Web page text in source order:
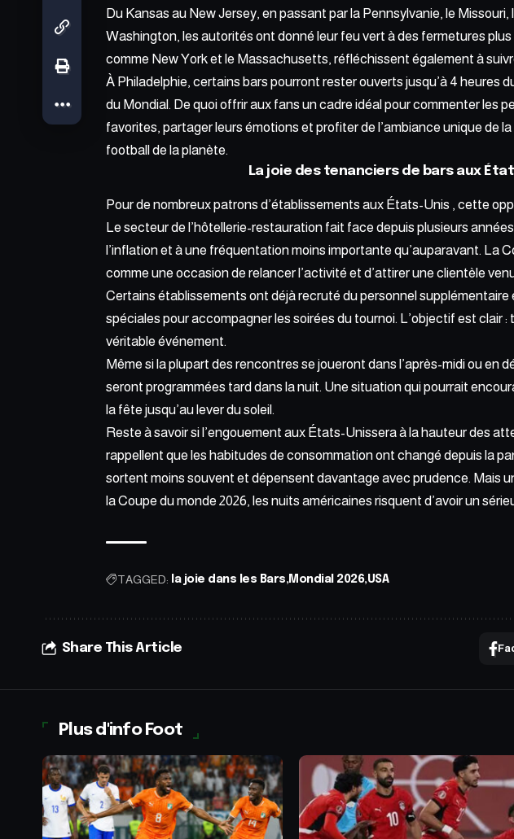
Du Kansas au New Jersey, en passant par la Pennsylvanie, le Missouri,
Washington, les autorités ont donné leur feu vert à des fermetures plus
comme New York et le Massachusetts, réfléchissent également à
À Philadelphie, certains bars pourront rester ouverts jusqu’à 4 heures
du Mondial. De quoi offrir aux fans un cadre idéal pour commenter les
favorites, partager leurs émotions et profiter de l’ambiance unique de
football de la planète.
La joie des tenanciers de bars aux
Pour de nombreux patrons d’établissements aux États-Unis , cette
Le secteur de l’hôtellerie-restauration fait face depuis plusieurs
l’inflation et à une fréquentation moins importante qu’auparavant. La
comme une occasion de relancer l’activité et d’attirer une clientèle
Certains établissements ont déjà recruté du personnel supplémentaire
spéciales pour accompagner les soirées du tournoi. L’objectif est clair
véritable événement.
Même si la plupart des rencontres se joueront dans l’après-midi ou en
seront programmées tard dans la nuit. Une situation qui pourrait
la fête jusqu’au lever du soleil.
Reste à savoir si l’engouement aux États-Unissera à la hauteur des
rappellent que les habitudes de consommation ont changé depuis la
sortent moins souvent et dépensent davantage avec prudence. Mais
la Coupe du monde 2026, les nuits américaines risquent d’avoir un
TAGGED: la joie dans les Bars Mondial 2026 USA
Share This Article
Plus d'info Foot